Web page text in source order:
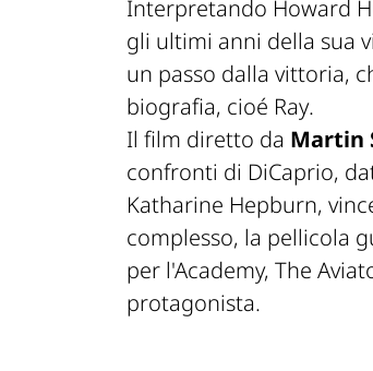
Interpretando Howard
gli ultimi anni della sua
un passo dalla vittoria,
biografia, cioé Ray.
Il film diretto da Martin
confronti di DiCaprio,
Katharine Hepburn,
complesso, la pellicola
per l'Academy, The
protagonista.